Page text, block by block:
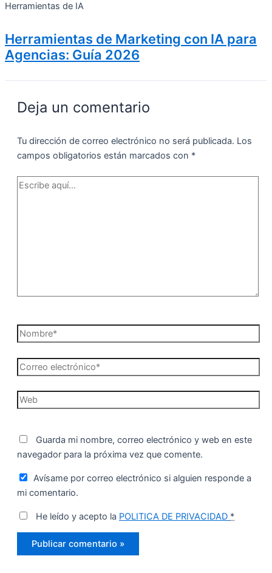
Herramientas de IA
Herramientas de Marketing con IA para
Agencias: Guía 2026
Deja un comentario
Tu dirección de correo electrónico no será publicada. Los
campos obligatorios están marcados con *
Escribe
Nombre*
Correo
electrónico*
Web
Guarda mi nombre, correo electrónico y web en este
navegador para la próxima vez que comente.
Avísame por correo electrónico si alguien responde a
mi comentario.
He leído y acepto la POLITICA DE PRIVACIDAD *